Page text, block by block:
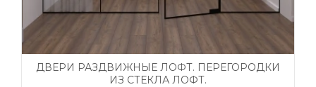
ДВЕРИ РАЗДВИЖНЫЕ ЛОФТ. ПЕРЕГОРОДКИ
ИЗ СТЕКЛА ЛОФТ.